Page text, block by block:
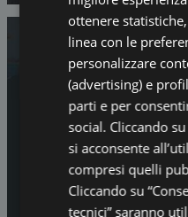
ottenere
linea con le
personalizzare
(advertising) e
parti e per
social. Cliccando
si acconsente
compresi quelli
Cliccando su
tecnici” saranno